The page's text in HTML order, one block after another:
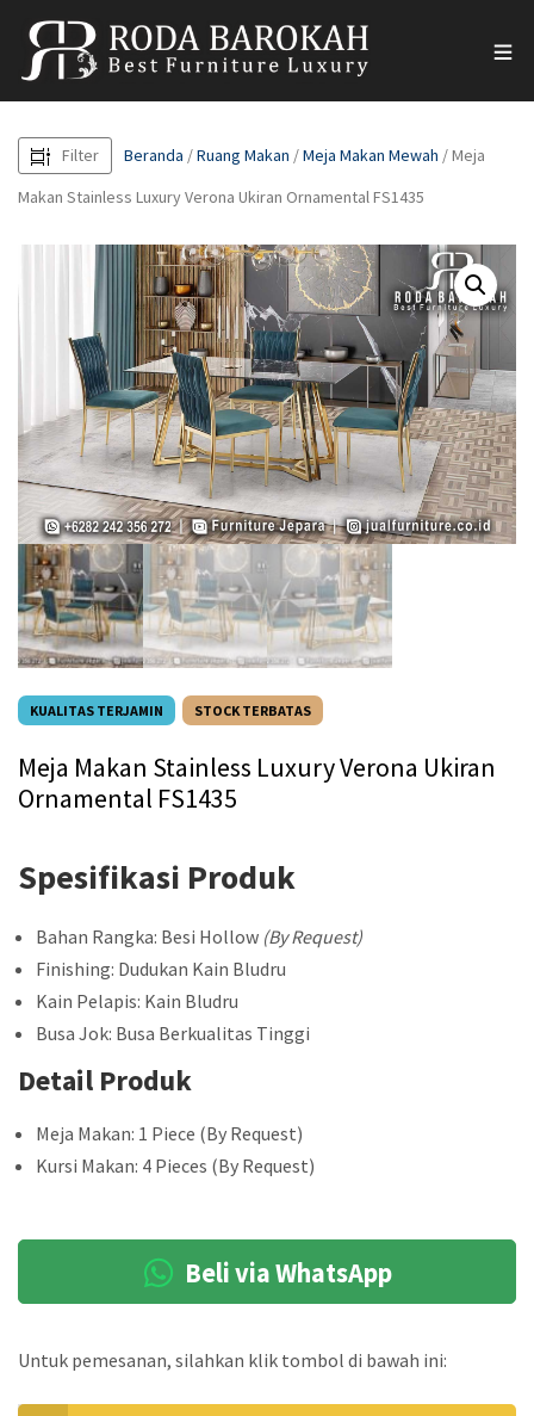
Filter Beranda /Ruang Makan /Meja Makan Mewah / Meja
Makan Stainless Luxury Verona Ukiran Ornamental FS1435
KUALITAS TERJAMIN STOCK TERBATAS
Meja Makan Stainless Luxury Verona Ukiran
Ornamental FS1435
Spesifikasi Produk
Bahan Rangka: Besi Hollow (By Request)
Finishing: Dudukan Kain Bludru
Kain Pelapis: Kain Bludru
Busa Jok: Busa Berkualitas Tinggi
Detail Produk
Meja Makan: 1 Piece (By Request)
Kursi Makan: 4 Pieces (By Request)
Beli via WhatsApp
Untuk pemesanan, silahkan klik tombol di bawah ini: